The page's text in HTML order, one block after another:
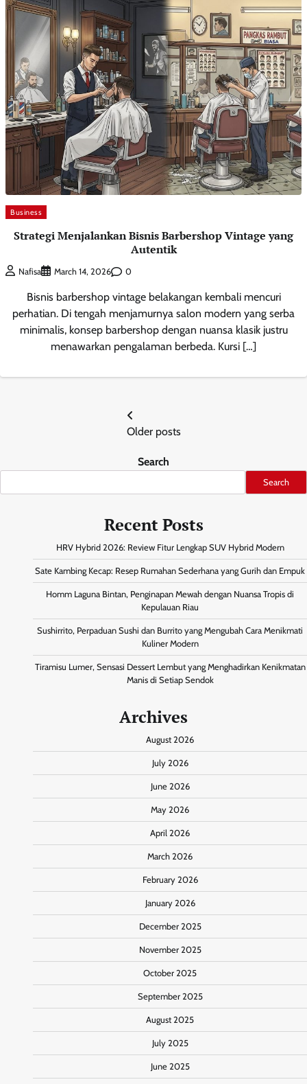
Business
Strategi Menjalankan Bisnis Barbershop Vintage yang
Autentik
Nafisa March 14, 2026 0
Bisnis barbershop vintage belakangan kembali mencuri
perhatian. Di tengah menjamurnya salon modern yang serba
minimalis, konsep barbershop dengan nuansa klasik justru
menawarkan pengalaman berbeda. Kursi […]
Older posts
Search
Search
Recent Posts
HRV Hybrid 2026: Review Fitur Lengkap SUV Hybrid Modern
Sate Kambing Kecap: Resep Rumahan Sederhana yang Gurih dan Empuk
Homm Laguna Bintan, Penginapan Mewah dengan Nuansa Tropis di
Kepulauan Riau
Sushirrito, Perpaduan Sushi dan Burrito yang Mengubah Cara Menikmati
Kuliner Modern
Tiramisu Lumer, Sensasi Dessert Lembut yang Menghadirkan Kenikmatan
Manis di Setiap Sendok
Archives
August 2026
July 2026
June 2026
May 2026
April 2026
March 2026
February 2026
January 2026
December 2025
November 2025
October 2025
September 2025
August 2025
July 2025
June 2025